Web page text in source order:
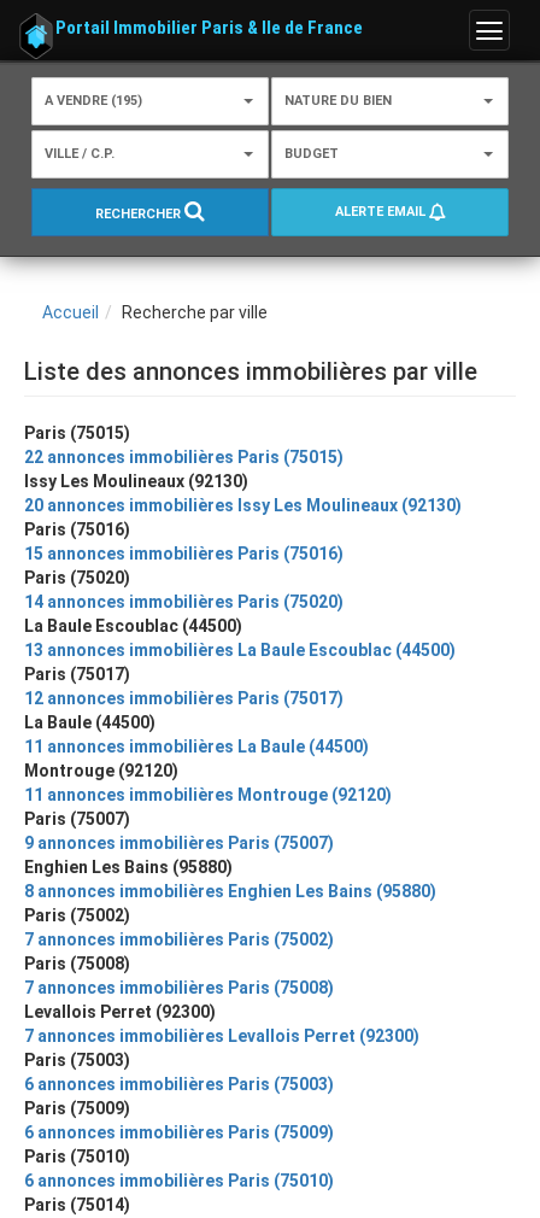
Menu
Portail Immobilier Paris & Ile de France
A VENDRE (195) NATURE DU BIEN
VILLE / C.P. BUDGET
RECHERCHER ALERTE EMAIL
Accueil Recherche par ville
Liste des annonces immobilières par ville
Paris (75015)
22 annonces immobilières Paris (75015)
Issy Les Moulineaux (92130)
20 annonces immobilières Issy Les Moulineaux (92130)
Paris (75016)
15 annonces immobilières Paris (75016)
Paris (75020)
14 annonces immobilières Paris (75020)
La Baule Escoublac (44500)
13 annonces immobilières La Baule Escoublac (44500)
Paris (75017)
12 annonces immobilières Paris (75017)
La Baule (44500)
11 annonces immobilières La Baule (44500)
Montrouge (92120)
11 annonces immobilières Montrouge (92120)
Paris (75007)
9 annonces immobilières Paris (75007)
Enghien Les Bains (95880)
8 annonces immobilières Enghien Les Bains (95880)
Paris (75002)
7 annonces immobilières Paris (75002)
Paris (75008)
7 annonces immobilières Paris (75008)
Levallois Perret (92300)
7 annonces immobilières Levallois Perret (92300)
Paris (75003)
6 annonces immobilières Paris (75003)
Paris (75009)
6 annonces immobilières Paris (75009)
Paris (75010)
6 annonces immobilières Paris (75010)
Paris (75014)